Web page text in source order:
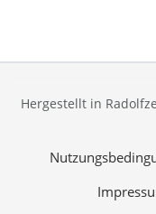
Hergestellt in